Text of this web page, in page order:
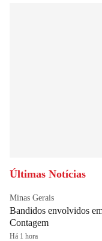
Últimas Notícias
Minas Gerais
Bandidos envolvidos
Contagem
Há 1 hora